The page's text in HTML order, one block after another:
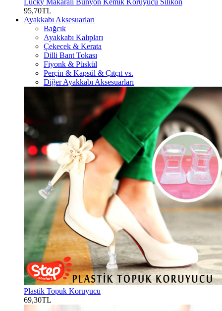
Lucky Makaralı Bunyon Kemik Koruyucu Silikon
95,70TL
Ayakkabı Aksesuarları
Bağcık
Ayakkabı Kalıpları
Çekecek & Kerata
Dilli Bant Tokası
Fiyonk & Püskül
Perçin & Kapsül & Çıtçıt vs.
Diğer Ayakkabı Aksesuarları
Plastik Topuk Koruyucu
69,30TL